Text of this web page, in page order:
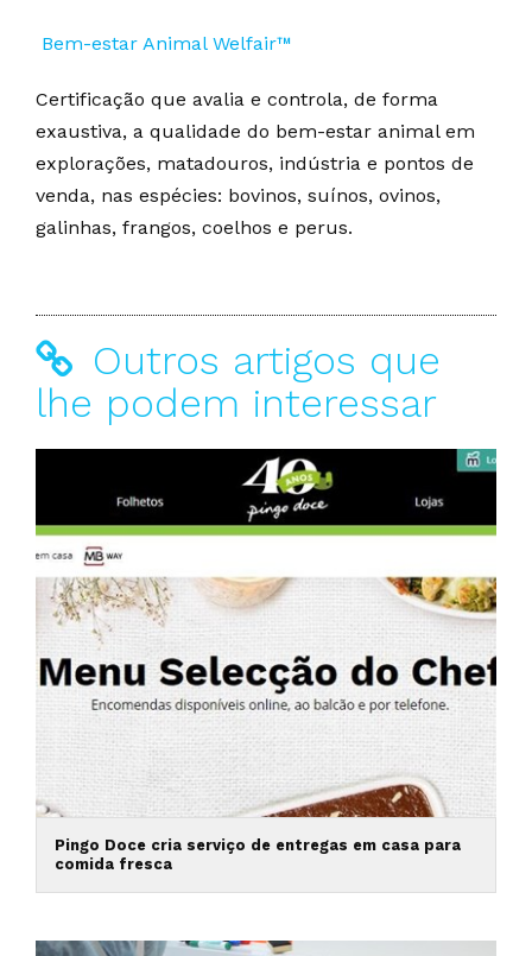
Bem-estar Animal Welfair™
Certificação que avalia e controla, de forma
exaustiva, a qualidade do bem-estar animal em
explorações, matadouros, indústria e pontos de
venda, nas espécies: bovinos, suínos, ovinos,
galinhas, frangos, coelhos e perus.
Outros artigos que
lhe podem interessar
Pingo Doce cria serviço de entregas em casa para
comida fresca